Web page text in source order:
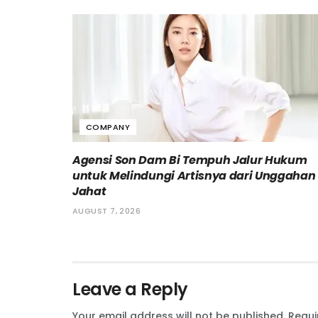
COMPANY
Agensi Son Dam Bi Tempuh Jalur Hukum
untuk Melindungi Artisnya dari Unggahan
Jahat
AUGUST 7, 2026
Leave a Reply